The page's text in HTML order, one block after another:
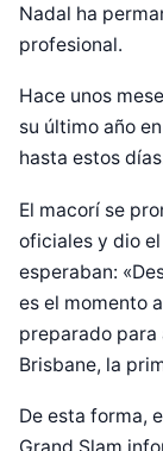
Nadal ha
profesional.
Hace unos
su último año
hasta estos
El macorí se
oficiales y dio
esperaban:
es el momento
preparado para
Brisbane, la
De esta forma,